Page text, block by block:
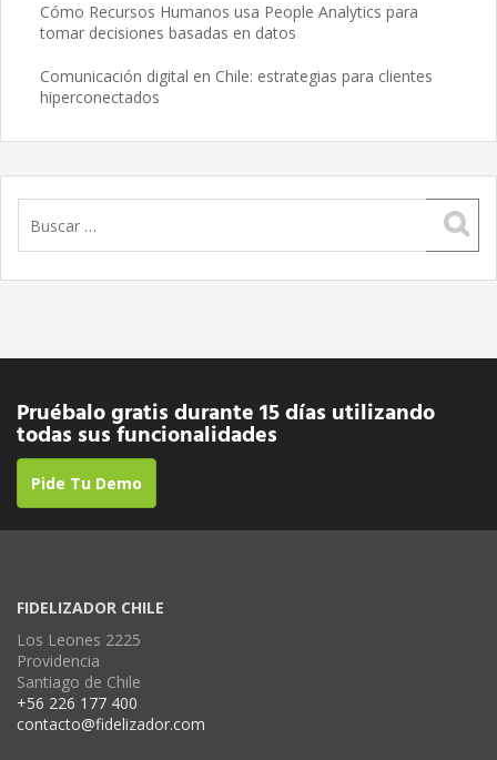
Cómo Recursos Humanos usa People Analytics para
tomar decisiones basadas en datos
Comunicación digital en Chile: estrategias para clientes
hiperconectados
Pruébalo gratis durante 15 días utilizando
todas sus funcionalidades
Pide Tu Demo
FIDELIZADOR CHILE
Los Leones 2225
Providencia
Santiago de Chile
+56 226 177 400
contacto@fidelizador.com